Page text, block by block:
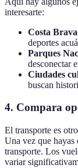
interesarte:
Costa Brava
deportes
Parques
desconectar
Ciudades
buscan
4. Compara
El transporte es
Una vez que
transporte. Los
variar